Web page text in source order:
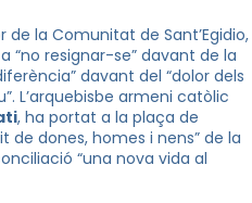
la Comunitat de Sant’Egidio,
“no resignar-se” davant de la
davant del “dolor dels
L’arquebisbe armeni catòlic
, ha portat a la plaça de
de dones, homes i nens” de la
“una nova vida al